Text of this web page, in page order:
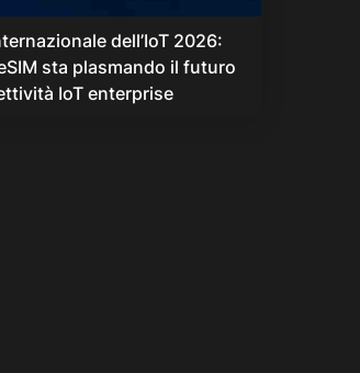
dell’IoT 2026:
sta plasmando il futuro
IoT enterprise